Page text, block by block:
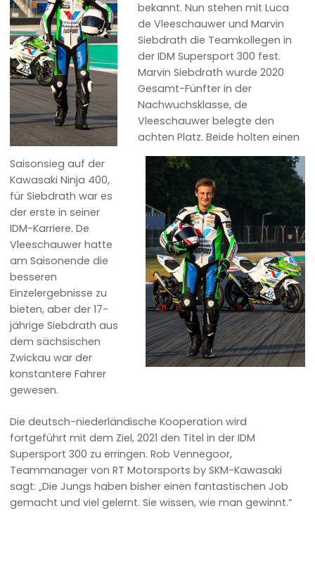
bekannt. Nun stehen mit Luca
de Vleeschauwer und Marvin
Siebdrath die Teamkollegen in
der IDM Supersport 300 fest.
Marvin Siebdrath wurde 2020
Gesamt-Fünfter in der
Nachwuchsklasse, de
Vleeschauwer belegte den
achten Platz. Beide holten einen
Saisonsieg auf der
Kawasaki Ninja 400,
für Siebdrath war es
der erste in seiner
IDM-Karriere. De
Vleeschauwer hatte
am Saisonende die
besseren
Einzelergebnisse zu
bieten, aber der 17-
jährige Siebdrath aus
dem sächsischen
Zwickau war der
konstantere Fahrer
gewesen.
Die deutsch-niederländische Kooperation wird
fortgeführt mit dem Ziel, 2021 den Titel in der IDM
Supersport 300 zu erringen. Rob Vennegoor,
Teammanager von RT Motorsports by SKM-Kawasaki
sagt: „Die Jungs haben bisher einen fantastischen Job
gemacht und viel gelernt. Sie wissen, wie man gewinnt.“